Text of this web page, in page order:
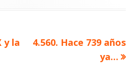
y la
Artículo
4.560. Hace 739 años
ya…